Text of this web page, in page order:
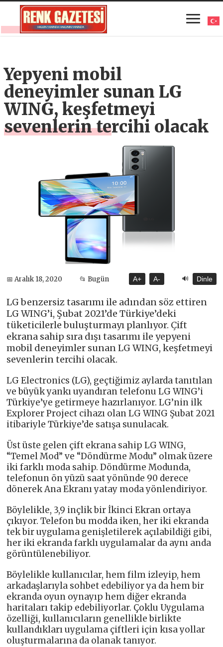
Yepyeni mobil
deneyimler sunan LG
WING, keşfetmeyi
sevenlerin tercihi olacak
📅 Aralık 18, 2020 📂 Bugün A+ A- 🔊 Dinle
LG benzersiz tasarımı ile adından söz ettiren
LG WING’i, Şubat 2021’de Türkiye’deki
tüketicilerle buluşturmayı planlıyor. Çift
ekrana sahip sıra dışı tasarımı ile yepyeni
mobil deneyimler sunan LG WING, keşfetmeyi
sevenlerin tercihi olacak.
LG Electronics (LG), geçtiğimiz aylarda tanıtılan
ve büyük yankı uyandıran telefonu LG WING’i
Türkiye’ye getirmeye hazırlanıyor. LG’nin ilk
Explorer Project cihazı olan LG WING Şubat 2021
itibariyle Türkiye’de satışa sunulacak.
Üst üste gelen çift ekrana sahip LG WING,
“Temel Mod” ve “Döndürme Modu” olmak üzere
iki farklı moda sahip. Döndürme Modunda,
telefonun ön yüzü saat yönünde 90 derece
dönerek Ana Ekranı yatay moda yönlendiriyor.
Böylelikle, 3,9 inçlik bir İkinci Ekran ortaya
çıkıyor. Telefon bu modda iken, her iki ekranda
tek bir uygulama genişletilerek açılabildiği gibi,
her iki ekranda farklı uygulamalar da aynı anda
görüntülenebiliyor.
Böylelikle kullanıcılar, hem film izleyip, hem
arkadaşlarıyla sohbet edebiliyor ya da hem bir
ekranda oyun oynayıp hem diğer ekranda
haritaları takip edebiliyorlar. Çoklu Uygulama
özelliği, kullanıcıların genellikle birlikte
kullandıkları uygulama çiftleri için kısa yollar
oluşturmalarına da olanak tanıyor.